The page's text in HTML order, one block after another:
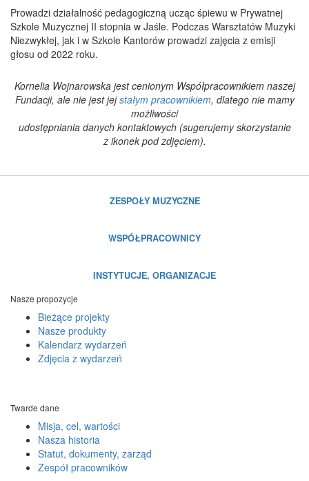
Prowadzi działalność pedagogiczną ucząc śpiewu w Prywatnej
Szkole Muzycznej II stopnia w Jaśle. Podczas Warsztatów Muzyki
Niezwykłej, jak i w Szkole Kantorów prowadzi zajęcia z emisji
głosu od 2022 roku.
Kornelia Wojnarowska jest cenionym Współpracownikiem naszej
Fundacji, ale nie jest jejstałym pracownikiem, dlatego nie mamy
możliwości
udostępniania danych kontaktowych (sugerujemy skorzystanie
z ikonek pod zdjęciem).
ZESPOŁY MUZYCZNE
WSPÓŁPRACOWNICY
INSTYTUCJE, ORGANIZACJE
Nasze propozycje
Bieżące projekty
Nasze produkty
Kalendarz wydarzeń
Zdjęcia z wydarzeń
Twarde dane
Misja, cel, wartości
Nasza historia
Statut, dokumenty, zarząd
Zespół pracowników